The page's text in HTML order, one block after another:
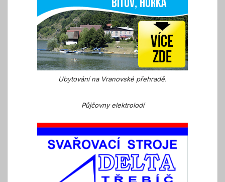
Ubytování na Vranovské přehradě.
Půjčovny elektrolodí